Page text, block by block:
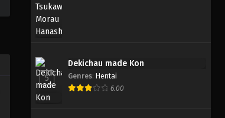
5
Dekichau made Kon
Genres: Hentai
6.00